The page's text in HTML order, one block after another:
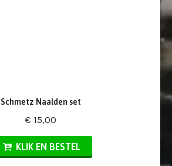
Schmetz Naalden set
€ 15,00
KLIK EN BESTEL